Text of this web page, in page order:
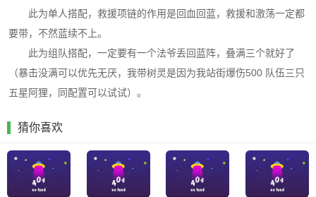
此为单人搭配，救援项链的作用是回血回蓝，救援和激荡一定都
要带，不然蓝续不上。
此为组队搭配，一定要有一个法爷丢回蓝阵，叠满三个就好了
（暴击没满可以优先无厌，我带树灵是因为我站街爆伤500 队伍三只
五星阿狸，同配置可以试试）。
猜你喜欢